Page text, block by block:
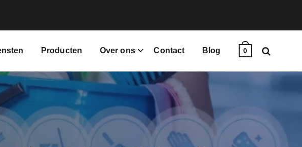
Producten Over ons Contact Blog 0